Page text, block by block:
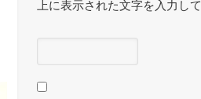
上に表示された文字を入力して